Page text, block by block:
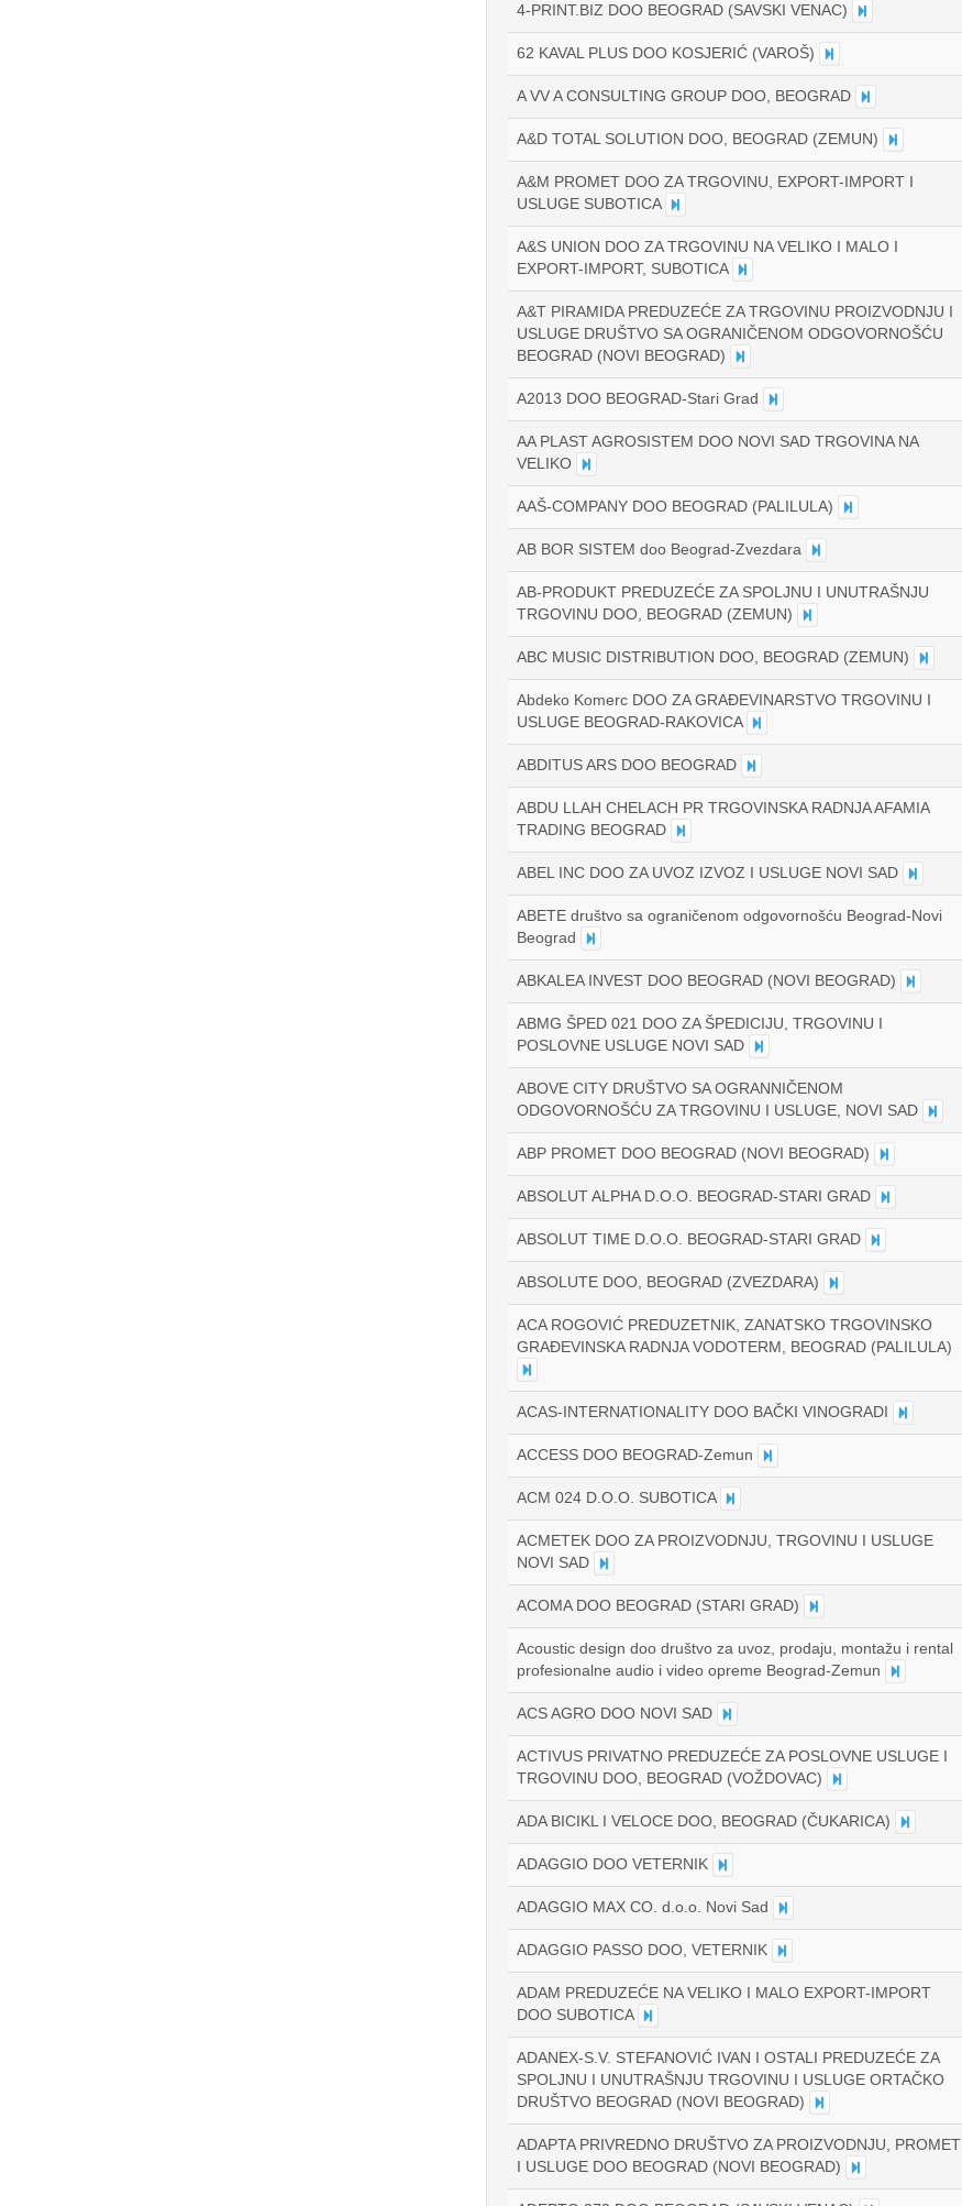
4-PRINT.BIZ DOO BEOGRAD (SAVSKI VENAC)
62 KAVAL PLUS DOO KOSJERIĆ (VAROŠ)
A VV A CONSULTING GROUP DOO, BEOGRAD
A&D TOTAL SOLUTION DOO, BEOGRAD (ZEMUN)
A&M PROMET DOO ZA TRGOVINU, EXPORT-IMPORT I
USLUGE SUBOTICA
A&S UNION DOO ZA TRGOVINU NA VELIKO I MALO I
EXPORT-IMPORT, SUBOTICA
A&T PIRAMIDA PREDUZEĆE ZA TRGOVINU PROIZVODNJU I
USLUGE DRUŠTVO SA OGRANIČENOM ODGOVORNOŠĆU
BEOGRAD (NOVI BEOGRAD)
A2013 DOO BEOGRAD-Stari Grad
AA PLAST AGROSISTEM DOO NOVI SAD TRGOVINA NA
VELIKO
AAŠ-COMPANY DOO BEOGRAD (PALILULA)
AB BOR SISTEM doo Beograd-Zvezdara
AB-PRODUKT PREDUZEĆE ZA SPOLJNU I UNUTRAŠNJU
TRGOVINU DOO, BEOGRAD (ZEMUN)
ABC MUSIC DISTRIBUTION DOO, BEOGRAD (ZEMUN)
Abdeko Komerc DOO ZA GRAĐEVINARSTVO TRGOVINU I
USLUGE BEOGRAD-RAKOVICA
ABDITUS ARS DOO BEOGRAD
ABDU LLAH CHELACH PR TRGOVINSKA RADNJA AFAMIA
TRADING BEOGRAD
ABEL INC DOO ZA UVOZ IZVOZ I USLUGE NOVI SAD
ABETE društvo sa ograničenom odgovornošću Beograd-Novi
Beograd
ABKALEA INVEST DOO BEOGRAD (NOVI BEOGRAD)
ABMG ŠPED 021 DOO ZA ŠPEDICIJU, TRGOVINU I
POSLOVNE USLUGE NOVI SAD
ABOVE CITY DRUŠTVO SA OGRANNIČENOM
ODGOVORNOŠĆU ZA TRGOVINU I USLUGE, NOVI SAD
ABP PROMET DOO BEOGRAD (NOVI BEOGRAD)
ABSOLUT ALPHA D.O.O. BEOGRAD-STARI GRAD
ABSOLUT TIME D.O.O. BEOGRAD-STARI GRAD
ABSOLUTE DOO, BEOGRAD (ZVEZDARA)
ACA ROGOVIĆ PREDUZETNIK, ZANATSKO TRGOVINSKO
GRAĐEVINSKA RADNJA VODOTERM, BEOGRAD (PALILULA)
ACAS-INTERNATIONALITY DOO BAČKI VINOGRADI
ACCESS DOO BEOGRAD-Zemun
ACM 024 D.O.O. SUBOTICA
ACMETEK DOO ZA PROIZVODNJU, TRGOVINU I USLUGE
NOVI SAD
ACOMA DOO BEOGRAD (STARI GRAD)
Acoustic design doo društvo za uvoz, prodaju, montažu i rental
profesionalne audio i video opreme Beograd-Zemun
ACS AGRO DOO NOVI SAD
ACTIVUS PRIVATNO PREDUZEĆE ZA POSLOVNE USLUGE I
TRGOVINU DOO, BEOGRAD (VOŽDOVAC)
ADA BICIKL I VELOCE DOO, BEOGRAD (ČUKARICA)
ADAGGIO DOO VETERNIK
ADAGGIO MAX CO. d.o.o. Novi Sad
ADAGGIO PASSO DOO, VETERNIK
ADAM PREDUZEĆE NA VELIKO I MALO EXPORT-IMPORT
DOO SUBOTICA
ADANEX-S.V. STEFANOVIĆ IVAN I OSTALI PREDUZEĆE ZA
SPOLJNU I UNUTRAŠNJU TRGOVINU I USLUGE ORTAČKO
DRUŠTVO BEOGRAD (NOVI BEOGRAD)
ADAPTA PRIVREDNO DRUŠTVO ZA PROIZVODNJU, PROMET
I USLUGE DOO BEOGRAD (NOVI BEOGRAD)